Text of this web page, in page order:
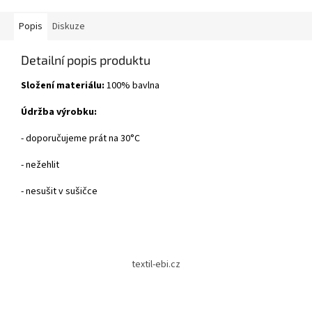
Popis Diskuze
Detailní popis produktu
Složení materiálu: 100% bavlna
Údržba výrobku:
- doporučujeme prát na 30°C
- nežehlit
- nesušit v sušičce
textil-ebi.cz